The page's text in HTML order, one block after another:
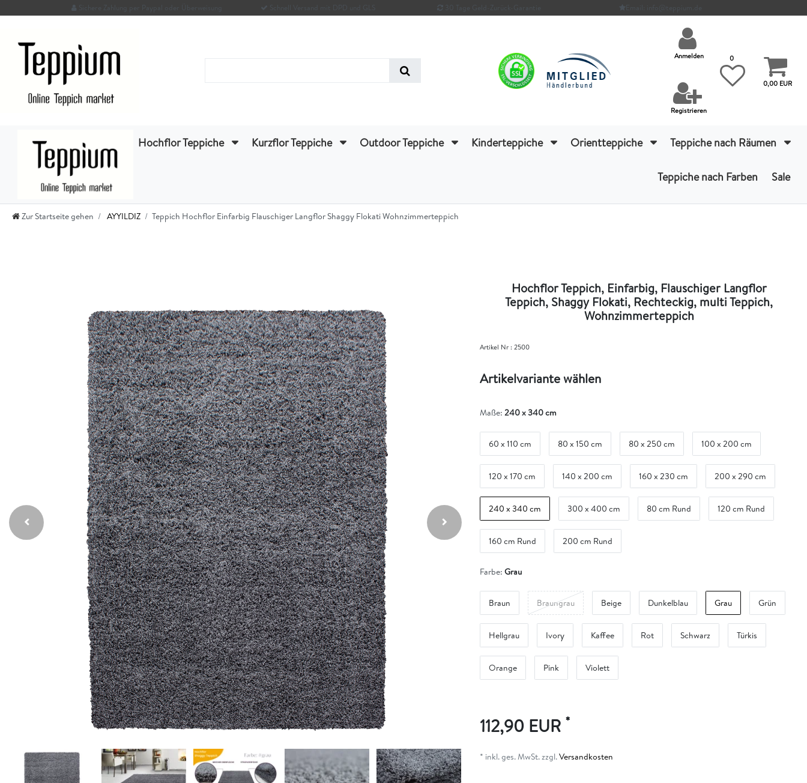
Sichere Zahlung per Paypal oder Überweisung Schnell Versand mit DPD und GLS 30 Tage Geld-Zurück-Garantie Email: info@teppium.de
Anmelden
Registrieren
0
0,00 EUR
Hochflor Teppiche Kurzflor Teppiche Outdoor Teppiche Kinderteppiche Orientteppiche Teppiche nach Räumen
Teppiche nach Farben Sale
Zur Startseite gehen AYYILDIZ Teppich Hochflor Einfarbig Flauschiger Langflor Shaggy Flokati Wohnzimmerteppich
Hochflor Teppich, Einfarbig, Flauschiger Langflor
Teppich, Shaggy Flokati, Rechteckig, multi Teppich,
Wohnzimmerteppich
Artikel Nr :2500
Artikelvariante wählen
Maße: 240 x 340 cm
60 x 110 cm 80 x 150 cm 80 x 250 cm 100 x 200 cm
120 x 170 cm 140 x 200 cm 160 x 230 cm 200 x 290 cm
240 x 340 cm 300 x 400 cm 80 cm Rund 120 cm Rund
160 cm Rund 200 cm Rund
Farbe: Grau
Braun Braungrau Beige Dunkelblau Grau Grün
Hellgrau Ivory Kaffee Rot Schwarz Türkis
Orange Pink Violett
112,90 EUR *
* inkl. ges. MwSt. zzgl.Versandkosten